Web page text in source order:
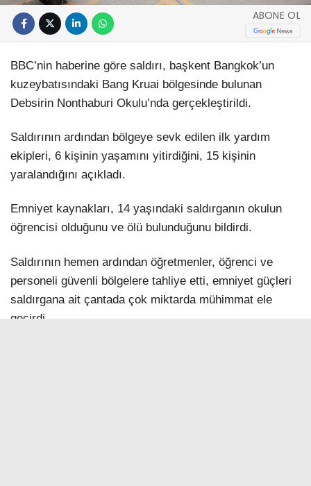
ABONE OL
BBC’nin haberine göre saldırı, başkent Bangkok’un
kuzeybatısındaki Bang Kruai bölgesinde bulunan
Debsirin Nonthaburi Okulu’nda gerçekleştirildi.
Saldırının ardından bölgeye sevk edilen ilk yardım
ekipleri, 6 kişinin yaşamını yitirdiğini, 15 kişinin
yaralandığını açıkladı.
Emniyet kaynakları, 14 yaşındaki saldırganın okulun
öğrencisi olduğunu ve ölü bulunduğunu bildirdi.
Saldırının hemen ardından öğretmenler, öğrenci ve
personeli güvenli bölgelere tahliye etti, emniyet güçleri
saldırgana ait çantada çok miktarda mühimmat ele
geçirdi.